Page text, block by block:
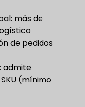
más de
de pedidos
admite
(mínimo